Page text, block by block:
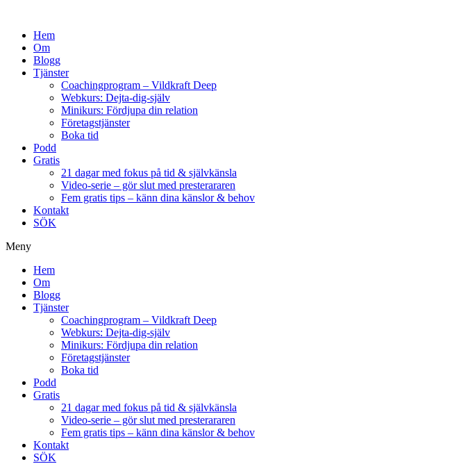
Hem
Om
Blogg
Tjänster
Coachingprogram – Vildkraft Deep
Webkurs: Dejta-dig-själv
Minikurs: Fördjupa din relation
Företagstjänster
Boka tid
Podd
Gratis
21 dagar med fokus på tid & självkänsla
Video-serie – gör slut med presterararen
Fem gratis tips – känn dina känslor & behov
Kontakt
SÖK
Meny
Hem
Om
Blogg
Tjänster
Coachingprogram – Vildkraft Deep
Webkurs: Dejta-dig-själv
Minikurs: Fördjupa din relation
Företagstjänster
Boka tid
Podd
Gratis
21 dagar med fokus på tid & självkänsla
Video-serie – gör slut med presterararen
Fem gratis tips – känn dina känslor & behov
Kontakt
SÖK